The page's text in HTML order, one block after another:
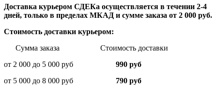
Доставка курьером СДЕКа осуществляется в течении 2-4
дней, только в пределах МКАД и сумме заказа от 2 000 руб.
Стоимость доставки курьером:
Сумма заказа Стоимость доставки
от 2 000 до 5 000 руб
990 руб
от 5 000 до 8 000 руб 790 руб